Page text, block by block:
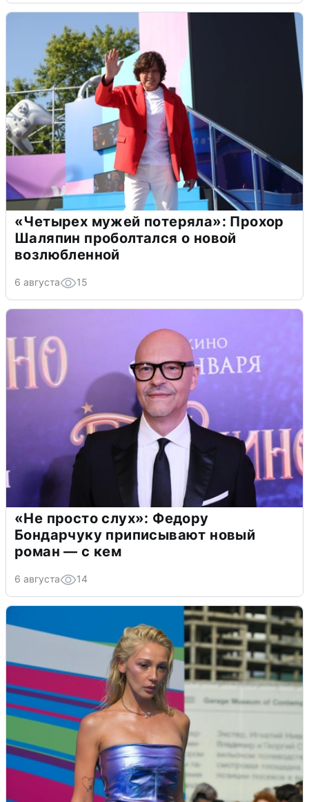
«Четырех мужей потеряла»: Прохор
Шаляпин проболтался о новой
возлюбленной
6 августа 15
«Не просто слух»: Федору
Бондарчуку приписывают новый
роман — с кем
6 августа 14